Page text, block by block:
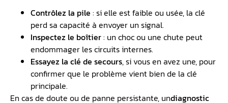
Contrôlez la pile : si elle est faible ou usée, la clé
perd sa capacité à envoyer un signal.
Inspectez le boîtier: un choc ou une chute peut
endommager les circuits internes.
Essayez la clé de secours, si vous en avez une, pour
confirmer que le problème vient bien de la clé
principale.
En cas de doute ou de panne persistante, undiagnostic